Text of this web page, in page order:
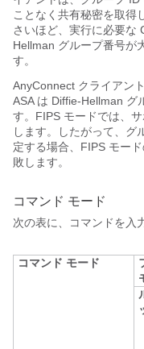
ことなく共有秘密を取得
さいほど、実行に必要な
Hellman グループ番号が
す。
AnyConnect クライアン
ASA は Diffie-Hellman グ
す。FIPS モードでは、
します。したがって、グ
定する場合、FIPS モー
敗します。
コマンド モード
次の表に、コマンドを入
コマンド モード